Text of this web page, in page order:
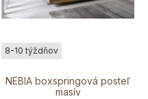
NEBIA boxspringová posteľ
masív
8-10 týždňov